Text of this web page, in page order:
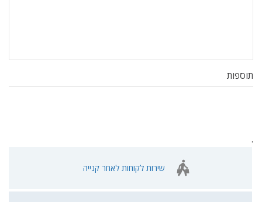
תוספות
.
שירות לקוחות לאחר קנייה